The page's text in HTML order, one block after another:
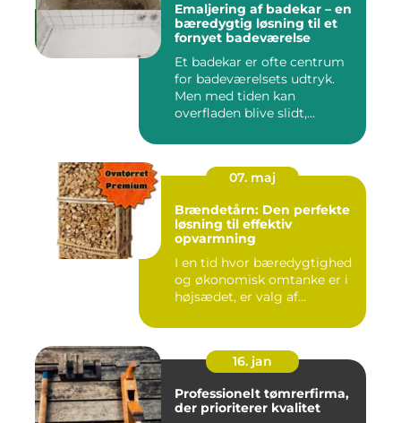
Emaljering af badekar – en
bæredygtig løsning til et
fornyet badeværelse
Et badekar er ofte centrum
for badeværelsets udtryk.
Men med tiden kan
overfladen blive slidt,...
07. maj
Brændetårn: Den perfekte
løsning til effektiv
opvarmning
I en tid hvor bæredygtighed
og økonomisk omtanke er i
højsædet, er valg af...
16. jan
Professionelt tømrerfirma,
der prioriterer kvalitet